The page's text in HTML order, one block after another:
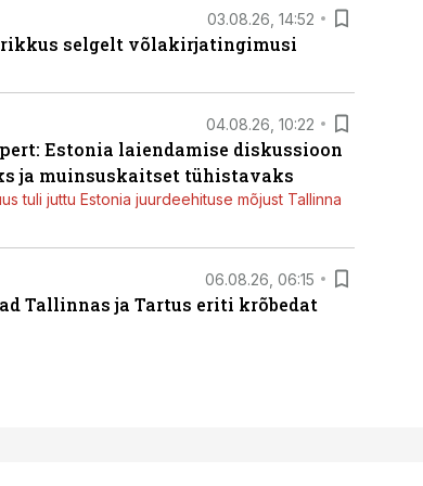
03.08.26, 14:52
rikkus selgelt võlakirjatingimusi
04.08.26, 10:22
Estonia laiendamise diskussioon
ja muinsuskaitset tühistavaks
tuli juttu Estonia juurdeehituse mõjust Tallinna
06.08.26, 06:15
Tallinnas ja Tartus eriti krõbedat